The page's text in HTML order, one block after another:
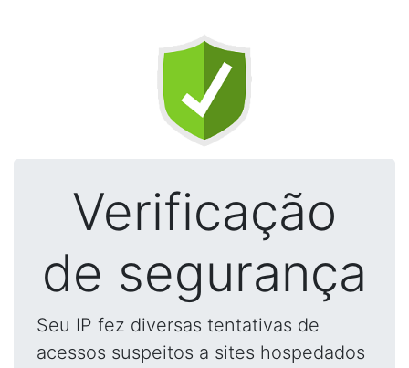
Verificação
de segurança
Seu IP fez diversas tentativas de
acessos suspeitos a sites hospedados